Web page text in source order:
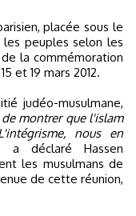
placée sous le
peuples selon les
la commémoration
et 19 mars 2012.
judéo-musulmane,
montrer que l'islam
nous en
a déclaré Hassen
les musulmans de
de cette réunion,